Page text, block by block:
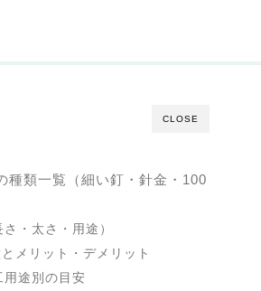
CLOSE
種類一覧（細い釘・針金・100
・太さ・用途）
メリット・デメリット
用途別の目安